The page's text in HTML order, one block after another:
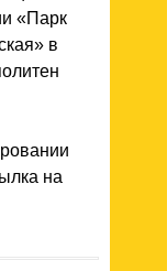
«Парк
в
на